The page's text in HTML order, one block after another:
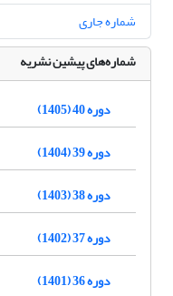
شماره جاری
شماره‌های پیشین نشریه
دوره 40 (1405)
دوره 39 (1404)
دوره 38 (1403)
دوره 37 (1402)
دوره 36 (1401)